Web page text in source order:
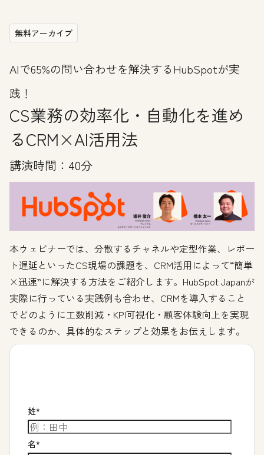
無料アーカイブ
AIで65%の問い合わせを解決するHubSpotが実
践！
CS業務の効率化・自動化を進め
るCRM×AI活用法
講演時間：40分
本ウェビナーでは、分散するチャネルや定型作業、レポー
ト遅延といったCS現場の課題を、CRM活用によって“簡単
×迅速”に解決する方法をご紹介します。HubSpot Japanが
実際に行っている実践例も合わせ、CRMを導入すること
でどのように工数削減・KPI可視化・顧客体験向上を実現
できるのか、具体的なステップと効果をお伝えします。
姓*
名*